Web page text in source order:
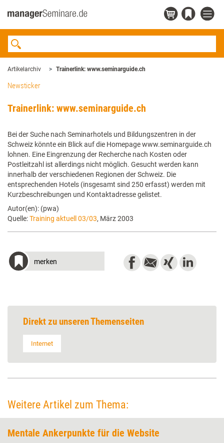
Artikelarchiv Trainerlink: www.seminarguide.ch
Newsticker
Trainerlink: www.seminarguide.ch
Bei der Suche nach Seminarhotels und Bildungszentren in der
Schweiz könnte ein Blick auf die Homepage www.seminarguide.ch
lohnen. Eine Eingrenzung der Recherche nach Kosten oder
Postleitzahl ist allerdings nicht möglich. Gesucht werden kann
innerhalb der verschiedenen Regionen der Schweiz. Die
entsprechenden Hotels (insgesamt sind 250 erfasst) werden mit
Kurzbeschreibungen und Kontaktadresse gelistet.
Autor(en): (pwa)
Quelle:Training aktuell 03/03, März 2003
merken
Direkt zu unseren Themenseiten
Internet
Weitere Artikel zum Thema:
Mentale Ankerpunkte für die Website